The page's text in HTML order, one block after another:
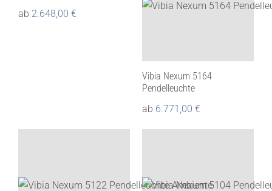
ab 2.648,00 €
Vibia Nexum 5164
Pendelleuchte
ab 6.771,00 €